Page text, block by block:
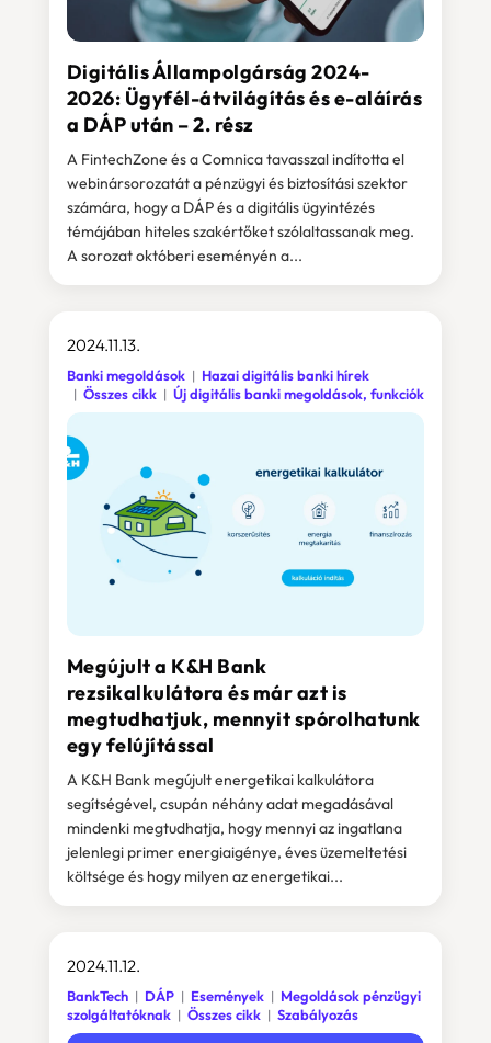
Digitális Állampolgárság 2024-
2026: Ügyfél-átvilágítás és e-aláírás
a DÁP után – 2. rész
A FintechZone és a Comnica tavasszal indította el
webinársorozatát a pénzügyi és biztosítási szektor
számára, hogy a DÁP és a digitális ügyintézés
témájában hiteles szakértőket szólaltassanak meg.
A sorozat októberi eseményén a...
Megújult a K&H Bank
rezsikalkulátora és már azt is
megtudhatjuk, mennyit spórolhatunk
egy felújítással
2024.11.13.
Banki megoldások
Hazai digitális banki hírek
Összes cikk
Új digitális banki megoldások, funkciók
A K&H Bank megújult energetikai kalkulátora
segítségével, csupán néhány adat megadásával
mindenki megtudhatja, hogy mennyi az ingatlana
jelenlegi primer energiaigénye, éves üzemeltetési
költsége és hogy milyen az energetikai...
2024.11.12.
BankTech DÁP Események
Megoldások pénzügyi
szolgáltatóknak
Összes cikk Szabályozás